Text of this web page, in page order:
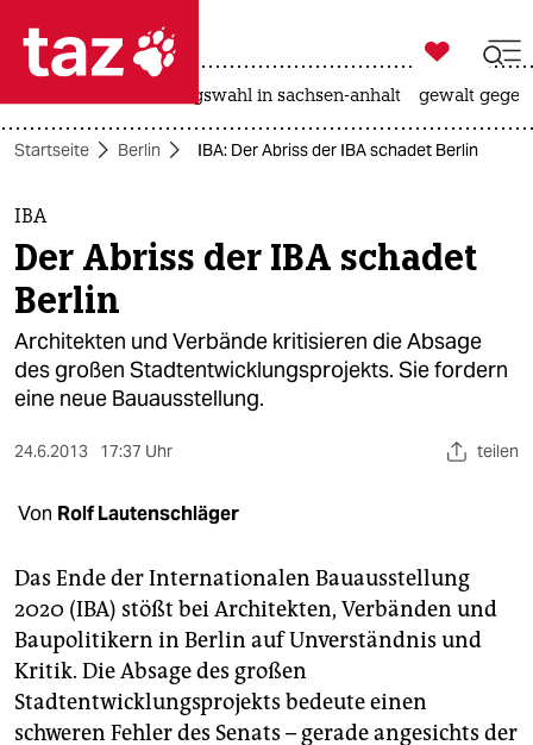
 taz zahl ich
taz zahl ich
themen
politik
öko
gesellschaft
nord
wahrheit
verlag

taz zahl ich
landtagswahl in sachsen-anhalt gewalt
Startseite Berlin IBA: Der Abriss der IBA schadet Berlin
IBA
Der Abriss der IBA schadet
Berlin
Architekten und Verbände kritisieren die Absage
des großen Stadtentwicklungsprojekts. Sie fordern
eine neue Bauausstellung.
24.6.2013 17:37 Uhr teilen
Von Rolf Lautenschläger
Das Ende der Internationalen Bauausstellung
2020 (IBA) stößt bei Architekten, Verbänden und
Baupolitikern in Berlin auf Unverständnis und
Kritik. Die Absage des großen
Stadtentwicklungsprojekts bedeute einen
schweren Fehler des Senats – gerade angesichts der